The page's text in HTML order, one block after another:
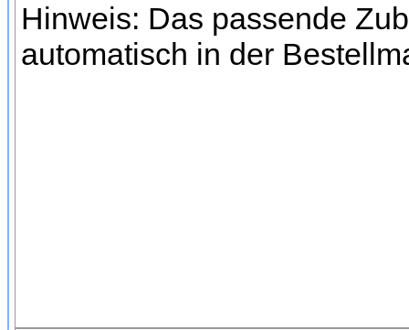
Hinweis: Das passende
automatisch in der